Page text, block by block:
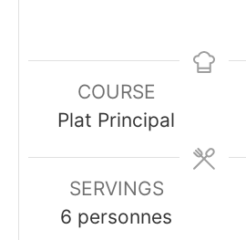
COURSE
Plat Principal
SERVINGS
6 personnes